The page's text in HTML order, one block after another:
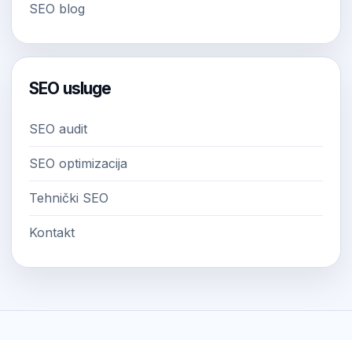
SEO blog
SEO usluge
SEO audit
SEO optimizacija
Tehnički SEO
Kontakt